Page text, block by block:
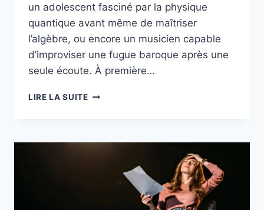
un adolescent fasciné par la physique
quantique avant même de maîtriser
l’algèbre, ou encore un musicien capable
d’improviser une fugue baroque après une
seule écoute. À première…
LIRE LA SUITE